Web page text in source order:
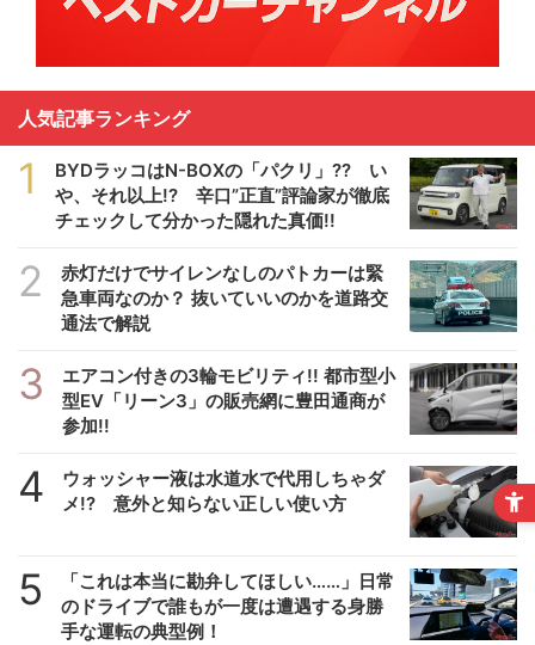
人気記事ランキング
1
BYDラッコはN-BOXの「パクリ」?? い
や、それ以上!? 辛口”正直”評論家が徹底
チェックして分かった隠れた真価!!
2
赤灯だけでサイレンなしのパトカーは緊
急車両なのか？ 抜いていいのかを道路交
通法で解説
3
エアコン付きの3輪モビリティ!! 都市型小
型EV「リーン3」の販売網に豊田通商が
参加!!
4
ウォッシャー液は水道水で代用しちゃダ
メ!? 意外と知らない正しい使い方
5
「これは本当に勘弁してほしい……」日常
のドライブで誰もが一度は遭遇する身勝
手な運転の典型例！